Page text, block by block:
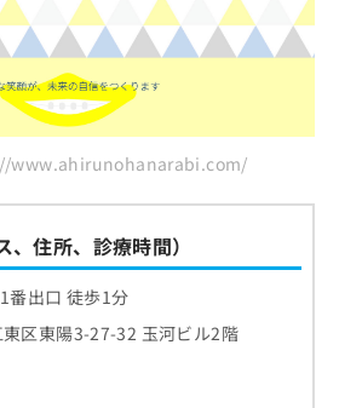
www.ahirunohanarabi.com/
住所、診療時間）
番出口 徒歩1分
区東陽3-27-32 玉河ビル2階